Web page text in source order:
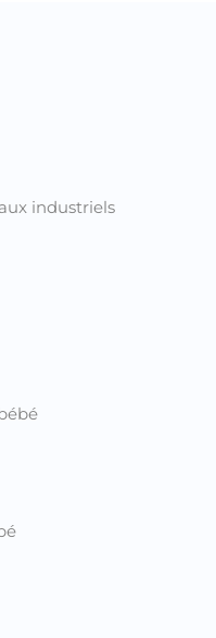
industriels